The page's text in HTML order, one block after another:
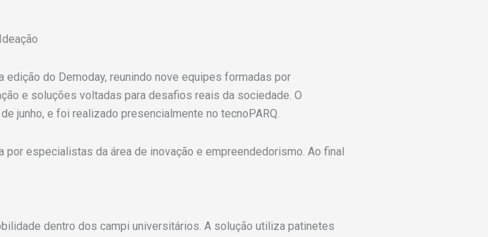
edição do Demoday, reunindo nove equipes formadas por
e soluções voltadas para desafios reais da sociedade. O
junho, e foi realizado presencialmente no tecnoPARQ.
especialistas da área de inovação e empreendedorismo. Ao final
dentro dos campi universitários. A solução utiliza patinetes